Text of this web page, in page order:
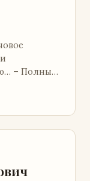
– Полный